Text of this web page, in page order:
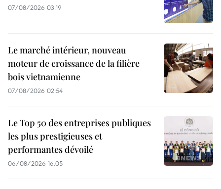
07/08/2026 03:19
Le marché intérieur, nouveau
moteur de croissance de la filière
bois vietnamienne
07/08/2026 02:54
Le Top 50 des entreprises publiques
les plus prestigieuses et
performantes dévoilé
06/08/2026 16:05